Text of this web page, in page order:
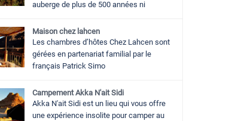
auberge de plus de 500 années ni
Maison chez lahcen
Les chambres d’hôtes Chez Lahcen sont
gérées en partenariat familial par le
français Patrick Simo
Campement Akka N'ait Sidi
Akka N'ait Sidi est un lieu qui vous offre
une expérience insolite pour camper au